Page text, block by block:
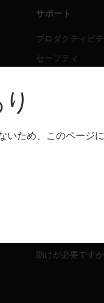
サポート
プロダクティビ
セーフティ
プロダクティビテ
助けが必要ですか
ため、このページ